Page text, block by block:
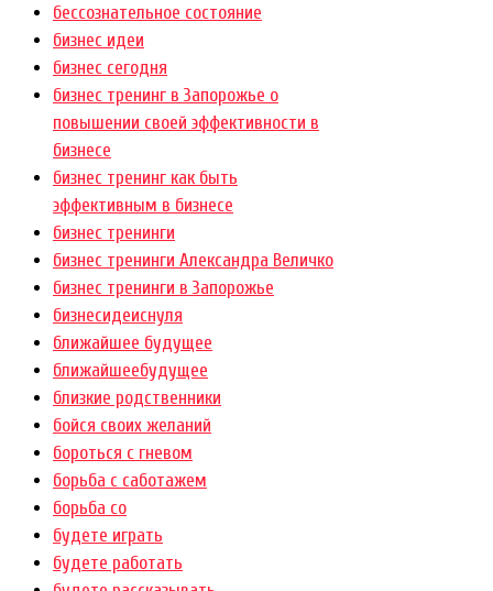
бессознательное состояние
бизнес идеи
бизнес сегодня
бизнес тренинг в Запорожье о
повышении своей эффективности в
бизнесе
бизнес тренинг как быть
эффективным в бизнесе
бизнес тренинги
бизнес тренинги Александра Величко
бизнес тренинги в Запорожье
бизнесидеиснуля
ближайшее будущее
ближайшеебудущее
близкие родственники
бойся своих желаний
бороться с гневом
борьба с саботажем
борьба со
будете играть
будете работать